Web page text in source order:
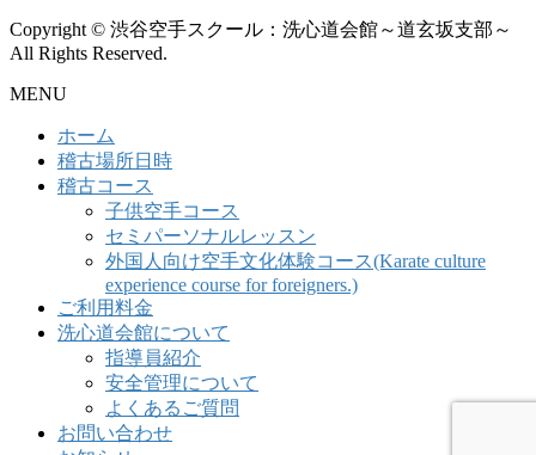
Copyright © 渋谷空手スクール：洗心道会館～道玄坂支部～
All Rights Reserved.
MENU
ホーム
稽古場所日時
稽古コース
子供空手コース
セミパーソナルレッスン
外国人向け空手文化体験コース(Karate culture
experience course for foreigners.)
ご利用料金
洗心道会館について
指導員紹介
安全管理について
よくあるご質問
お問い合わせ